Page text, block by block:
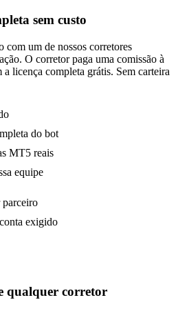
sem custo
com um de nossos corretores
O corretor paga uma comissão à
licença completa grátis. Sem carteira
do bot
MT5 reais
equipe
parceiro
exigido
qualquer corretor